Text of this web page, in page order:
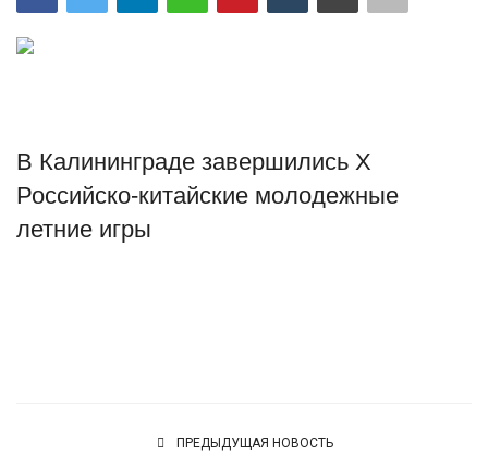
Технологии
Туризм
Недвижимость
В Калининграде завершились Х
Российско-китайские молодежные
летние игры
ПРЕДЫДУЩАЯ НОВОСТЬ